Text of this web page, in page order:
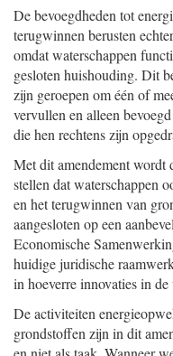
De bevoegdheden tot
terugwinnen berusten
omdat waterschappen
gesloten huishouding. Dit
zijn geroepen om één of
vervullen en alleen
die hen rechtens zijn
Met dit amendement
stellen dat waterschappen
en het terugwinnen van
aangesloten op een
Economische
huidige juridische
in hoeverre innovaties in
De activiteiten
grondstoffen zijn in dit